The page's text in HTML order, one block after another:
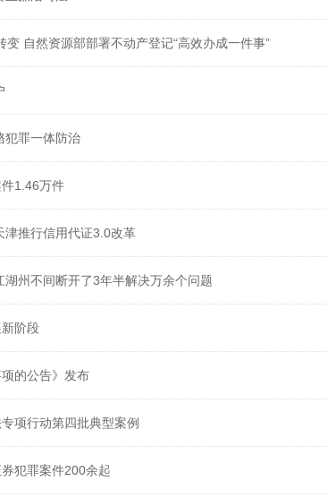
变 自然资源部部署不动产登记“高效办成一件事”
犯罪一体防治
1.46万件
津推行信用代证3.0改革
湖州不间断开了3年半解决万余个问题
阶段
项的公告》发布
项行动第四批典型案例
犯罪案件200余起